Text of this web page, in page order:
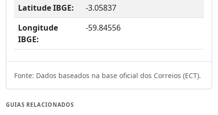
Latitude IBGE:
-3.05837
Longitude
IBGE:
-59.84556
Fonte: Dados baseados na base oficial dos Correios (ECT).
GUIAS RELACIONADOS